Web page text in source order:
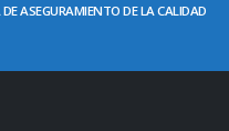
ASEGURAMIENTO DE LA CALIDAD